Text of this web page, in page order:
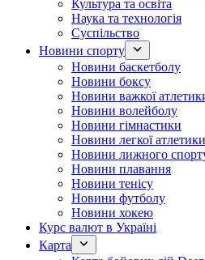
Культура та освіта
Наука та технологія
Суспільство
Новини спорту
Новини баскетболу
Новини боксу
Новини важкої
Новини волейболу
Новини гімнастики
Новини легкої атлетики
Новини лижного
Новини плавання
Новини тенісу
Новини футболу
Новини хокею
Курс валют в Україні
Карта